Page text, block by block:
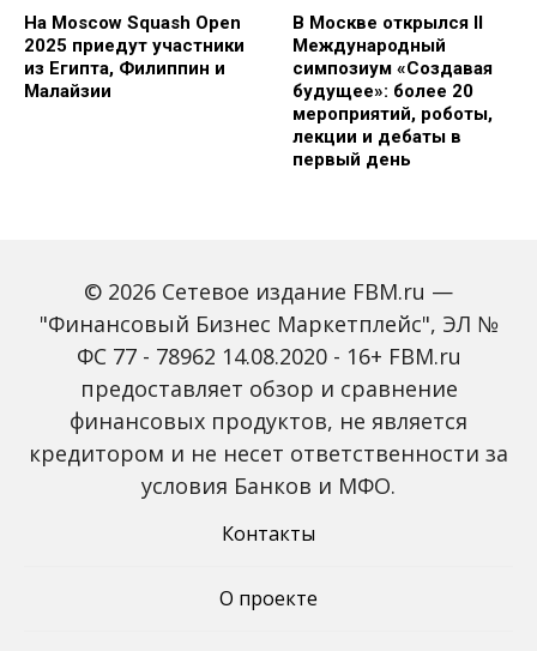
На Moscow Squash Open
2025 приедут участники
из Египта, Филиппин и
Малайзии
В Москве открылся II
Международный
симпозиум «Создавая
будущее»: более 20
мероприятий, роботы,
лекции и дебаты в
первый день
Зарплаты вырастут,
банки включат защиту
от мошенников: какие
новые законы ждут
россиян с октября
Россиян предупредили
мошенников на фоне
снижения ключевой
ставки
© 2026 Сетевое издание FBM.ru —
"Финансовый Бизнес Маркетплейс", ЭЛ №
ФС 77 - 78962 14.08.2020 - 16+ FBM.ru
предоставляет обзор и сравнение
финансовых продуктов, не является
кредитором и не несет ответственности за
условия Банков и МФО.
Контакты
О проекте